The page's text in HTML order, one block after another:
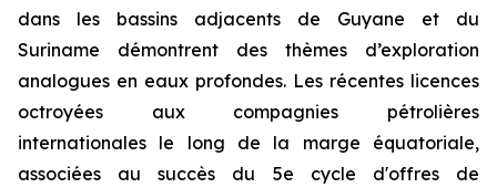
dans les bassins adjacents de Guyane et du
Suriname démontrent des thèmes d’exploration
analogues en eaux profondes. Les récentes licences
octroyées aux compagnies pétrolières
internationales le long de la marge équatoriale,
associées au succès du 5e cycle d'offres de